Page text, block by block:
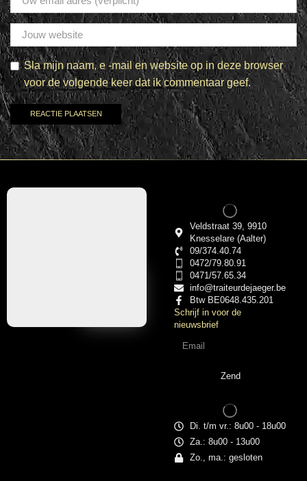
Sla mijn naam, e -mail en website op in deze browser
voor de volgende keer dat ik commentaar geef.
Veldstraat 39, 9910
Knesselare (Aalter)
09/374.40.74
0472/79.80.91
0471/57.65.34
info@traiteurdejaeger.be
Btw BE0648.435.201
Schrijf in voor de
nieuwsbrief
Zend
Di. t/m vr.: 8u00 - 18u00
Za.: 8u00 - 13u00
Zo., ma.: gesloten